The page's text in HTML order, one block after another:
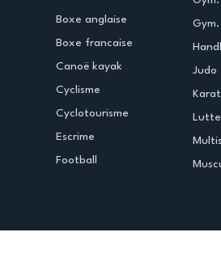
Boxe anglaise
Boxe francaise
Canoë kayak
Cyclisme
Cyclotourisme
Escrime
Football
Judo
Lutte